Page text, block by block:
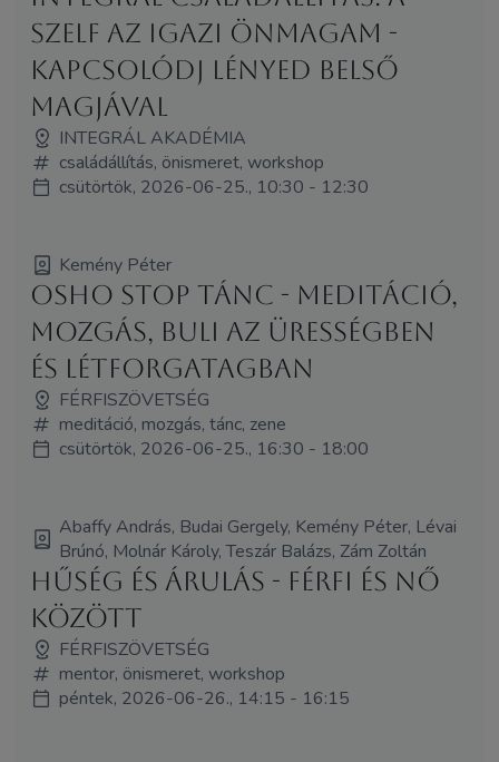
Szelf az igazi önmagam -
kapcsolódj lényed belső
magjával
INTEGRÁL AKADÉMIA
családállítás, önismeret, workshop
csütörtök, 2026-06-25., 10:30 - 12:30
Kemény Péter
Osho stop tánc - meditáció,
mozgás, buli az ürességben
és létforgatagban
FÉRFISZÖVETSÉG
meditáció, mozgás, tánc, zene
csütörtök, 2026-06-25., 16:30 - 18:00
Abaffy András, Budai Gergely, Kemény Péter, Lévai
Brúnó, Molnár Károly, Teszár Balázs, Zám Zoltán
Hűség és árulás - férfi és nő
között
FÉRFISZÖVETSÉG
mentor, önismeret, workshop
péntek, 2026-06-26., 14:15 - 16:15